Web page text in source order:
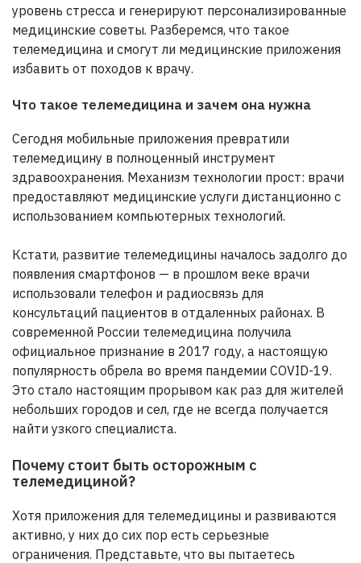
уровень стресса и генерируют персонализированные
медицинские советы. Разберемся, что такое
телемедицина и смогут ли медицинские приложения
избавить от походов к врачу.
Что такое телемедицина и зачем она нужна
Сегодня мобильные приложения превратили
телемедицину в полноценный инструмент
здравоохранения. Механизм технологии прост: врачи
предоставляют медицинские услуги дистанционно с
использованием компьютерных технологий.
Кстати, развитие телемедицины началось задолго до
появления смартфонов — в прошлом веке врачи
использовали телефон и радиосвязь для
консультаций пациентов в отдаленных районах. В
современной России телемедицина получила
официальное признание в 2017 году, а настоящую
популярность обрела во время пандемии COVID-19.
Это стало настоящим прорывом как раз для жителей
небольших городов и сел, где не всегда получается
найти узкого специалиста.
Почему стоит быть осторожным с
телемедициной?
Хотя приложения для телемедицины и развиваются
активно, у них до сих пор есть серьезные
ограничения. Представьте, что вы пытаетесь